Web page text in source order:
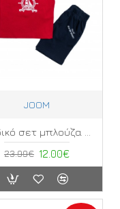
JOOM
12.00€
23.99€